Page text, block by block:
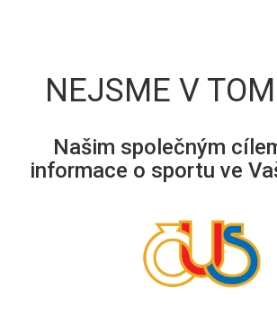
NEJSME V
Našim společným
informace o sportu ve